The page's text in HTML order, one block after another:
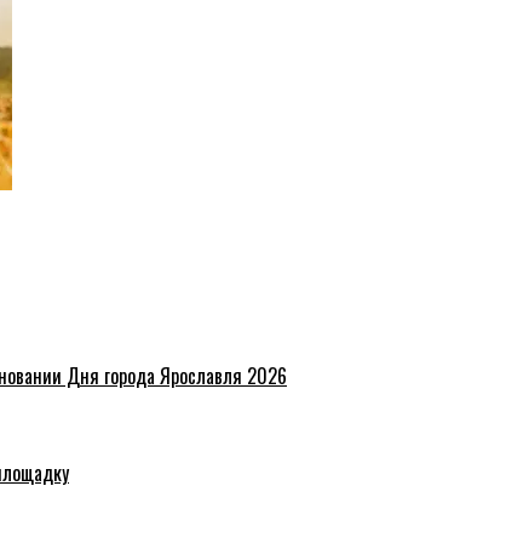
Дня города Ярославля 2026